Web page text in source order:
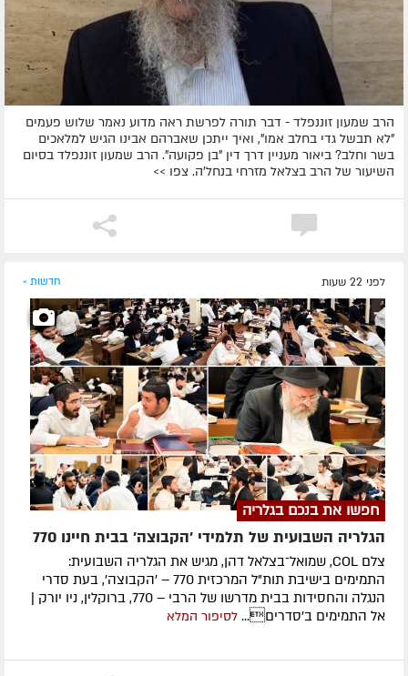
הרב שמעון זוננפלד - דבר תורה לפרשת ראה מדוע נאמר שלוש פעמים
"לא תבשל גדי בחלב אמו", ואיך ייתכן שאברהם אבינו הגיש למלאכים
בשר וחלב? ביאור מעניין דרך דין "בן פקועה". הרב שמעון זוננפלד בסיום
השיעור של הרב בצלאל מזרחי בנחל'ה. צפו >>
לפני 22 שעות חדשות »
חפשו את בנכם בגלריה
הגלריה השבועית של תלמידי 'הקבוצה' בבית חיינו 770
צלם COL, שמואל־בצלאל דהן, מגיש את הגלריה השבועית:
התמימים בישיבת תות"ל המרכזית 770 – 'הקבוצה', בעת סדרי
הנגלה והחסידות בבית מדרשו של הרבי – 770, ברוקלין, ניו יורק |
אל התמימים ב'סדרים... לסיפור המלא